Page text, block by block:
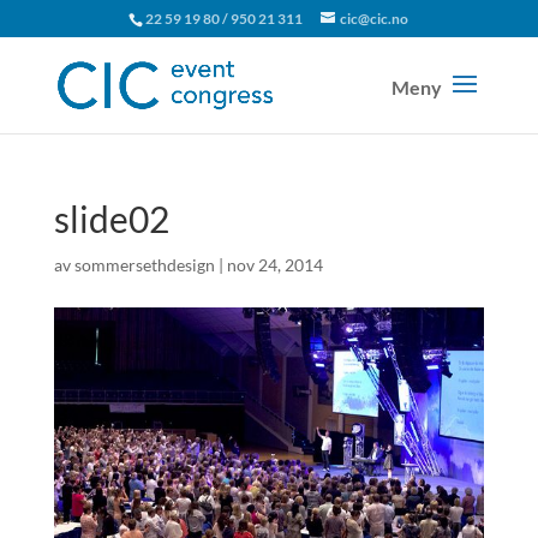
22 59 19 80 / 950 21 311 cic@cic.no
slide02
avsommersethdesign | nov 24, 2014